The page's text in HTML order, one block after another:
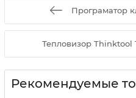
Програматор
Тепловизор
Рекомендуемые